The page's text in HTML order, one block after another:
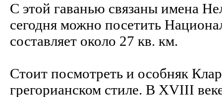
С этой гаванью связаны имена
сегодня можно посетить
составляет около 27 кв. км.
Стоит посмотреть и особняк
грегорианском стиле. В XVIII